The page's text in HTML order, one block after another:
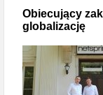
Obiecujący
globalizację